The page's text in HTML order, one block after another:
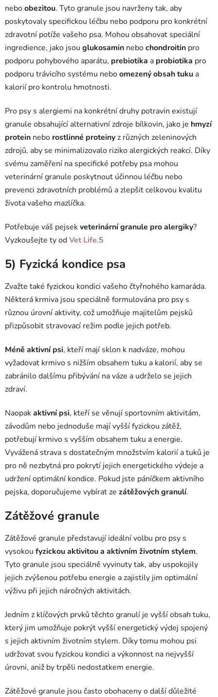
neboobezitou. Tyto granule jsou navrženy tak, aby
poskytovaly specifickou léčbu nebo podporu pro konkrétní
zdravotní potíže vašeho psa. Mohou obsahovat speciální
ingredience, jako jsou glukosamin nebochondroitin pro
podporu pohybového aparátu, prebiotika a probiotika pro
podporu trávicího systému neboomezený obsah tuku a
kalorií pro kontrolu hmotnosti.
Pro psy s alergiemi na konkrétní druhy potravin existují
granule obsahující alternativní zdroje bílkovin, jako je hmyzí
protein nebo rostlinné proteinyz různých zeleninových
zdrojů, aby se minimalizovalo riziko alergických reakcí. Díky
svému zaměření na specifické potřeby psa mohou
veterinární granule poskytnout účinnou léčbu nebo
prevenci zdravotních problémů a zlepšit celkovou kvalitu
života vašeho mazlíčka.
Potřebuje váš pejsekveterinární granule pro alergiky?
Vyzkoušejte ty odVet Life.5
5) Fyzická kondice psa
Zvažte také fyzickou kondici vašeho čtyřnohého kamaráda.
Některá krmiva jsou speciálně formulována pro psy s
různou úrovní aktivity, což umožňuje majitelům pejsků
přizpůsobit stravovací režim podle jejich potřeb.
Méně aktivní psi, kteří mají sklon k nadváze, mohou
vyžadovat krmivo s nižším obsahem tuku a kalorií, aby se
zabránilo dalšímu přibývání na váze a udrželo se jejich
zdraví.
Naopakaktivní psi, kteří se věnují sportovním aktivitám,
závodům nebo jednoduše mají vyšší fyzickou zátěž,
potřebují krmivo s vyšším obsahem tuku a energie.
Vyvážená strava s dostatečným množstvím kalorií a tuků je
pro ně nezbytná pro pokrytí jejich energetického výdeje a
udržení optimální kondice. Pokud jste páníčkem aktivního
pejska, doporučujeme vybírat ze zátěžových granulí.
Zátěžové granule
Zátěžové granule představují ideální volbu pro psy s
vysokou fyzickou aktivitou a aktivním životním stylem.
Tyto granule jsou speciálně vyvinuty tak, aby uspokojily
jejich zvýšenou potřebu energie a zajistily jim optimální
výživu při jejich náročných aktivitách.
Jedním z klíčových prvků těchto granulí je vyšší obsah tuku,
který jim umožňuje pokrýt vyšší energetický výdej spojený
s jejich aktivním životním stylem. Díky tomu mohou psi
udržovat svou fyzickou kondici a výkonnost na nejvyšší
úrovni, aniž by trpěli nedostatkem energie.
Zátěžové granule jsou často obohaceny o další důležité